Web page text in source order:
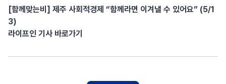
[함께맞는비] 제주 사회적경제 “함께라면 이겨낼 수 있어요” (5/1
3)
라이프인 기사 바로가기